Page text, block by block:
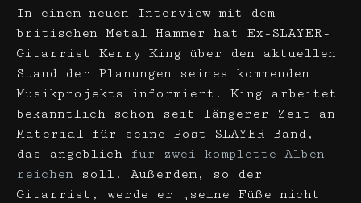
In einem neuen Interview mit dem
britischen Metal Hammer hat Ex-SLAYER-
Gitarrist Kerry King über den aktuellen
Stand der Planungen seines kommenden
Musikprojekts informiert. King arbeitet
bekanntlich schon seit längerer Zeit an
Material für seine Post-SLAYER-Band,
das angeblich
für zwei komplette Alben
reichen soll. Außerdem, so der
Gitarrist, werde er „seine Füße nicht